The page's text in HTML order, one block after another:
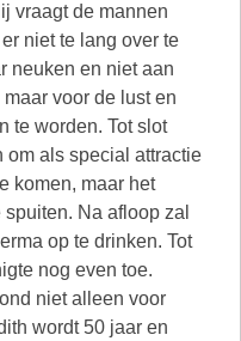
vraagt de mannen
niet te lang over te
neuken en niet aan
voor de lust en
te worden. Tot slot
om als special attractie
komen, maar het
Na afloop zal
op te drinken. Tot
nog even toe.
niet alleen voor
wordt 50 jaar en